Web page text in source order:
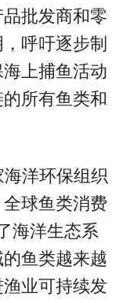
批发商和零
呼吁逐步制
上捕鱼活动
所有鱼类和
洋环保组织
球鱼类消费
海洋生态系
鱼类越来越
业可持续发